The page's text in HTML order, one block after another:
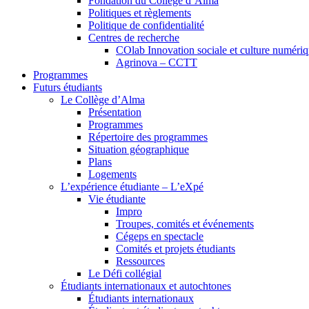
Politiques et règlements
Politique de confidentialité
Centres de recherche
COlab Innovation sociale et culture
Agrinova – CCTT
Programmes
Futurs étudiants
Le Collège d’Alma
Présentation
Programmes
Répertoire des programmes
Situation géographique
Plans
Logements
L’expérience étudiante – L’eXpé
Vie étudiante
Impro
Troupes, comités et événements
Cégeps en spectacle
Comités et projets étudiants
Ressources
Le Défi collégial
Étudiants internationaux et autochtones
Étudiants internationaux